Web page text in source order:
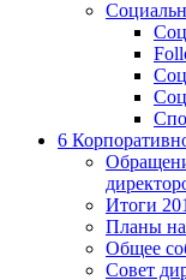
6
Итоги
Планы на
Общее
Совет